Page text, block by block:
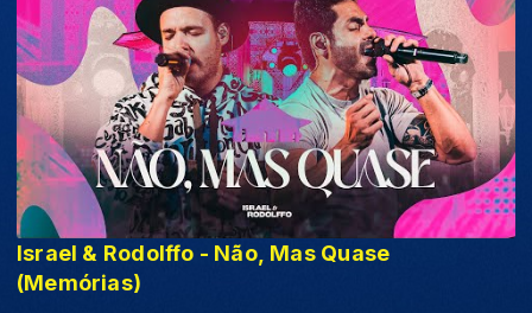
Israel & Rodolffo - Não, Mas Quase
(Memórias)